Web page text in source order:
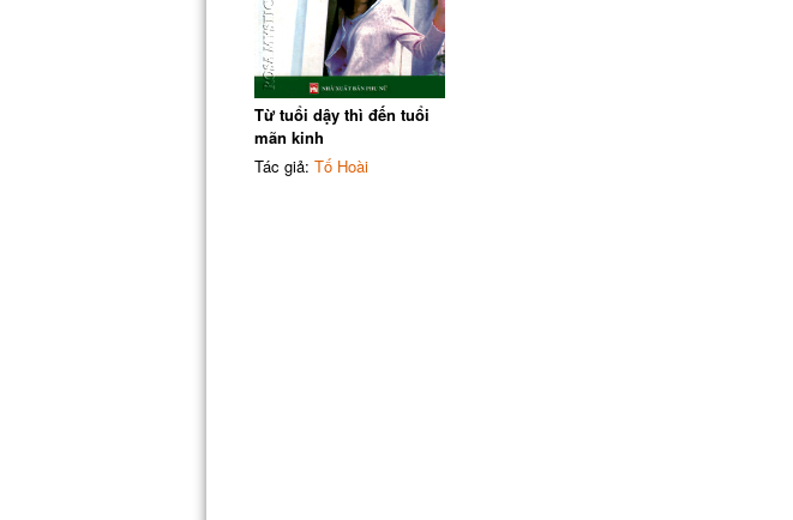
Từ tuổi dậy thì đến tuổi
mãn kinh
Tác giả: Tố Hoài